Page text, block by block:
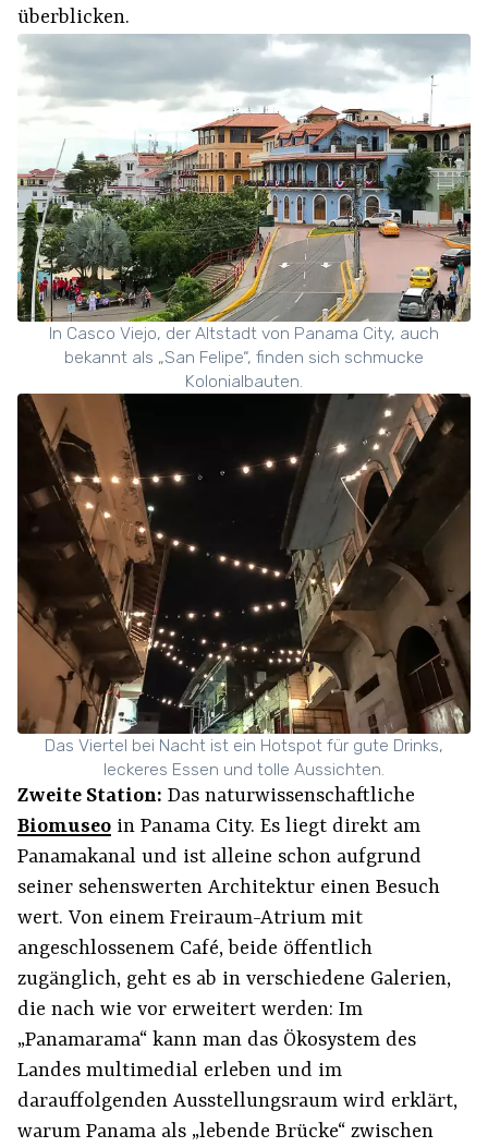
überblicken.
In Casco Viejo, der Altstadt von Panama City, auch
bekannt als „San Felipe“, finden sich schmucke
Kolonialbauten.
Das Viertel bei Nacht ist ein Hotspot für gute Drinks,
leckeres Essen und tolle Aussichten.
Zweite Station: Das naturwissenschaftliche
Biomuseoin Panama City. Es liegt direkt am
Panamakanal und ist alleine schon aufgrund
seiner sehenswerten Architektur einen Besuch
wert. Von einem Freiraum-Atrium mit
angeschlossenem Café, beide öffentlich
zugänglich, geht es ab in verschiedene Galerien,
die nach wie vor erweitert werden: Im
„Panamarama“ kann man das Ökosystem des
Landes multimedial erleben und im
darauffolgenden Ausstellungsraum wird erklärt,
warum Panama als „lebende Brücke“ zwischen